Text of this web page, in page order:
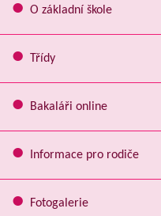
O základní škole
Třídy
Bakaláři online
Informace pro rodiče
Fotogalerie